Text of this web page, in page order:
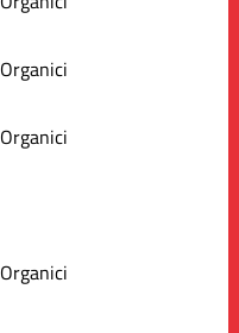
Organici
Organici
Organici